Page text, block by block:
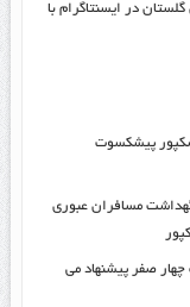
در ایسنتاگرام با
پیشکسوت
مسافران عبوری
چهار صفر پیشنهاد می